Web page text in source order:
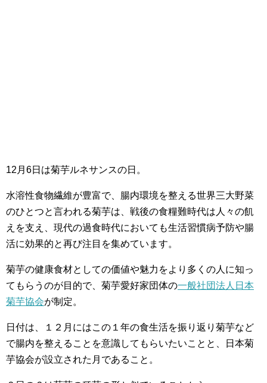
12月6日は菊芋ルネサンスの日。
水溶性食物繊維が豊富で、腸内環境を整える世界三大野菜
のひとつと言われる菊芋は、戦後の食糧難時代は人々の飢
えを支え、現代の過食時代においても生活習慣病予防や腸
活に効果的と再び注目を集めています。
菊芋の健康食材としての価値や魅力をより多くの人に知っ
てもらうのが目的で、菊芋愛好家団体の一般社団法人日本
菊芋協会が制定。
日付は、１２月にはこの１年の食生活を振り返り菊芋など
で腸内を整えることを意識してもらいたいことと、日本菊
芋協会が設立された月であること。